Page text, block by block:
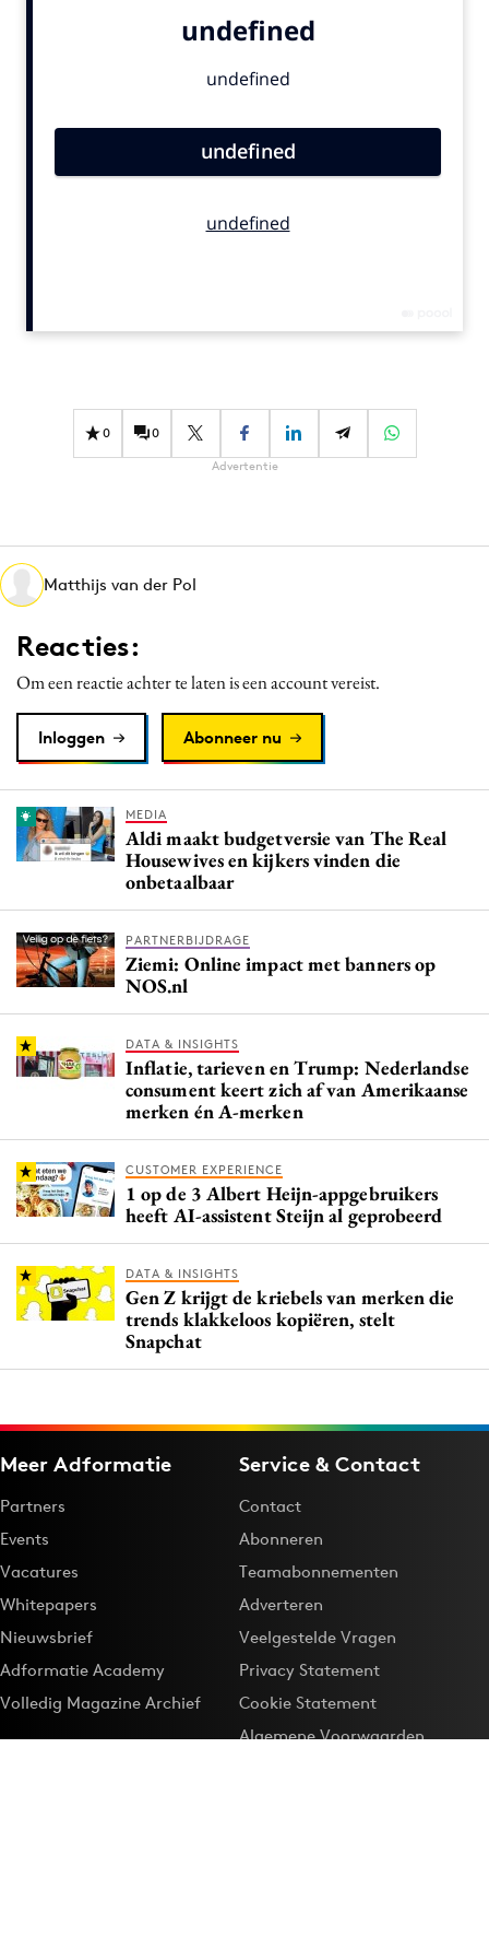
Customer Experience
Influencer marketing
Interne communicatie
Merkstrategie
PR
Programmatic
Purpose Marketing
Reputatie & crisis
0 0
Advertentie
Matthijs van der Pol
Reacties:
Om een reactie achter te laten is een account vereist.
Inloggen Abonneer nu
MEDIA
Aldi maakt budgetversie van The Real
Housewives en kijkers vinden die
onbetaalbaar
PARTNERBIJDRAGE
Ziemi: Online impact met banners op
NOS.nl
DATA & INSIGHTS
Inflatie, tarieven en Trump: Nederlandse
consument keert zich af van Amerikaanse
merken én A-merken
CUSTOMER EXPERIENCE
1 op de 3 Albert Heijn-appgebruikers
heeft AI-assistent Steijn al geprobeerd
DATA & INSIGHTS
Gen Z krijgt de kriebels van merken die
trends klakkeloos kopiëren, stelt
Snapchat
Meer Adformatie
Partners
Events
Vacatures
Whitepapers
Nieuwsbrief
Adformatie Academy
Volledig Magazine Archief
Service & Contact
Contact
Abonneren
Teamabonnementen
Adverteren
Veelgestelde Vragen
Privacy Statement
Cookie Statement
Algemene Voorwaarden